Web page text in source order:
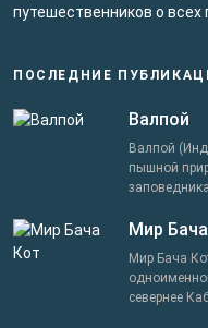
путешественников о всех
ПОСЛЕДНИЕ
Валпой
Валпой
пышной
Мир
Мир Бача
севернее